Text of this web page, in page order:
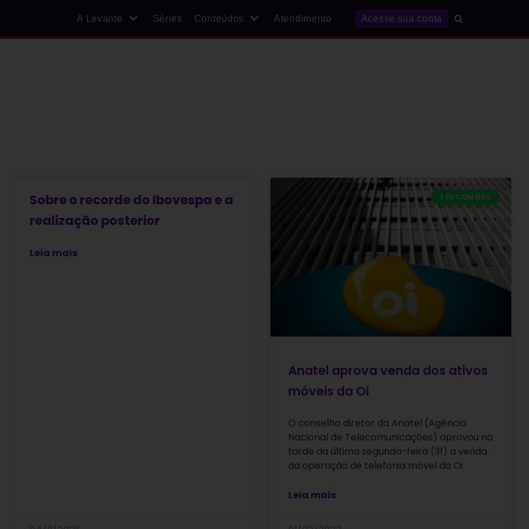
A Levante Séries Conteúdos Atendimento Acesse sua conta
Sobre o recorde do Ibovespa e a
realização posterior
Leia mais
E EU COM ISSO
Anatel aprova venda dos ativos
móveis da Oi
O conselho diretor da Anatel (Agência
Nacional de Telecomunicações) aprovou na
tarde da última segunda-feira (31) a venda
da operação de telefonia móvel da Oi
Leia mais